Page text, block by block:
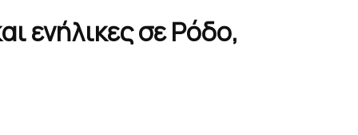
ενήλικες σε Ρόδο,